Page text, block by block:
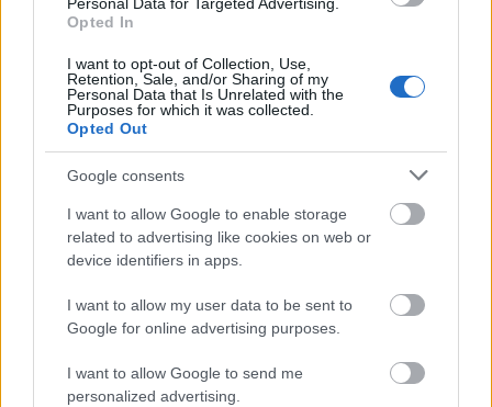
Opted In
I want to opt-out of Collection, Use,
Retention, Sale, and/or Sharing of my
Personal Data that Is Unrelated with the
Purposes for which it was collected.
Opted Out
Google consents
I want to allow Google to enable storage
related to advertising like cookies on web or
device identifiers in apps.
I want to allow my user data to be sent to
Google for online advertising purposes.
I want to allow Google to send me
personalized advertising.
Iskola 2017 (2017)
Partners for Justice (2018)
Nem rendben, de jól van (2018)
Pachinko (2022)
A Kim Min Ha főszereplésével készült filmek listája:
Tavasz után (2018)
A hívás (2020)
vegyes D.O.